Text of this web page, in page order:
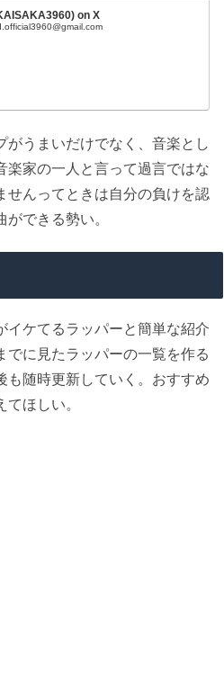
on X
がうまいだけでなく、音楽とし
楽家の一人と言って過言ではな
せんってときは自分の負けを認
できる勢い。
イケてるラッパーと簡単な紹介
でに見たラッパーの一覧を作る
も随時更新していく。おすすめ
ほしい。